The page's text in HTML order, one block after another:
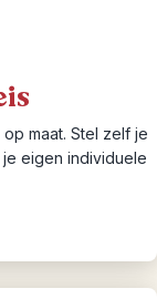
maat. Stel zelf je
eigen individuele